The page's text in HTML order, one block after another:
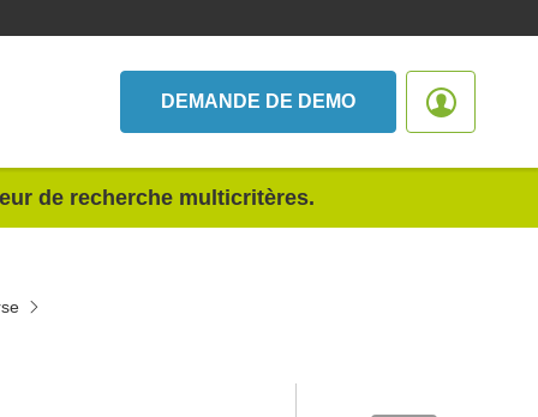
DEMANDE DE DEMO
de recherche multicritères.